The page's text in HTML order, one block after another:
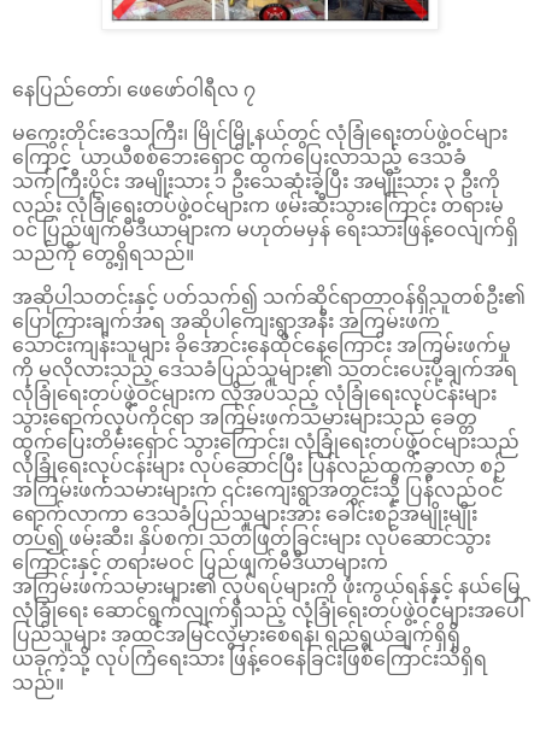
နေပြည်တော်၊ ဖေဖော်ဝါရီလ ၇
မကွေးတိုင်းဒေသကြီး၊ မြိုင်မြို့နယ်တွင် လုံခြုံရေးတပ်ဖွဲ့ဝင်များ
ကြောင့် ယာယီစစ်ဘေးရှောင် ထွက်ပြေးလာသည့် ဒေသခံ
သက်ကြီးပိုင်း အမျိုးသား ၁ ဦးသေဆုံးခဲ့ပြီး အမျိုးသား ၃ ဦးကို
လည်း လုံခြုံရေးတပ်ဖွဲ့ဝင်များက ဖမ်းဆီးသွားကြောင်း တရားမ
ဝင် ပြည်ဖျက်မီဒီယာများက မဟုတ်မမှန် ရေးသားဖြန့်ဝေလျက်ရှိ
သည်ကို တွေ့ရှိရသည်။
အဆိုပါသတင်းနှင့် ပတ်သက်၍ သက်ဆိုင်ရာတာဝန်ရှိသူတစ်ဦး၏
ပြောကြားချက်အရ အဆိုပါကျေးရွာအနီး အကြမ်းဖက်
သောင်းကျန်းသူများ ခိုအောင်းနေထိုင်နေကြောင်း အကြမ်းဖက်မှု
ကို မလိုလားသည့် ဒေသခံပြည်သူများ၏ သတင်းပေးပို့ချက်အရ
လုံခြုံရေးတပ်ဖွဲ့ဝင်များက လိုအပ်သည့် လုံခြုံရေးလုပ်ငန်းများ
သွားရောက်လုပ်ကိုင်ရာ အကြမ်းဖက်သမားများသည် ခေတ္တ
ထွက်ပြေးတိမ်းရှောင် သွားကြောင်း၊ လုံခြုံရေးတပ်ဖွဲ့ဝင်များသည်
လုံခြုံရေးလုပ်ငန်းများ လုပ်ဆောင်ပြီး ပြန်လည်ထွက်ခွာလာ စဉ်
အကြမ်းဖက်သမားများက ၎င်းကျေးရွာအတွင်းသို့ ပြန်လည်ဝင်
ရောက်လာကာ ဒေသခံပြည်သူများအား ခေါင်းစဉ်အမျိုးမျိုး
တပ်၍ ဖမ်းဆီး၊ နှိပ်စက်၊ သတ်ဖြတ်ခြင်းများ လုပ်ဆောင်သွား
ကြောင်းနှင့် တရားမဝင် ပြည်ဖျက်မီဒီယာများက
အကြမ်းဖက်သမားများ၏ လုပ်ရပ်များကို ဖုံးကွယ်ရန်နှင့် နယ်မြေ
လုံခြုံရေး ဆောင်ရွက်လျက်ရှိသည့် လုံခြုံရေးတပ်ဖွဲ့ဝင်များအပေါ်
ပြည်သူများ အထင်အမြင်လွဲမှားစေရန်၊ ရည်ရွယ်ချက်ရှိရှိ
ယခုကဲ့သို့ လုပ်ကြံရေးသား ဖြန့်ဝေနေခြင်းဖြစ်ကြောင်းသိရှိရ
သည်။